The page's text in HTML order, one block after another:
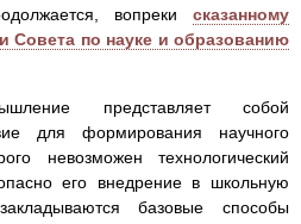
вопреки сказанному
Совета по науке и образованию
представляет собой
для формирования научного
невозможен технологический
его внедрение в школьную
базовые способы